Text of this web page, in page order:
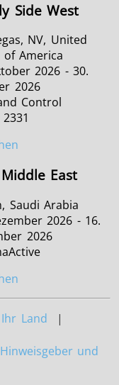
Side West
NV, United
of America
2026 - 30.
2026
Control
Middle East
Saudi Arabia
2026 - 16.
2026
Land |
und